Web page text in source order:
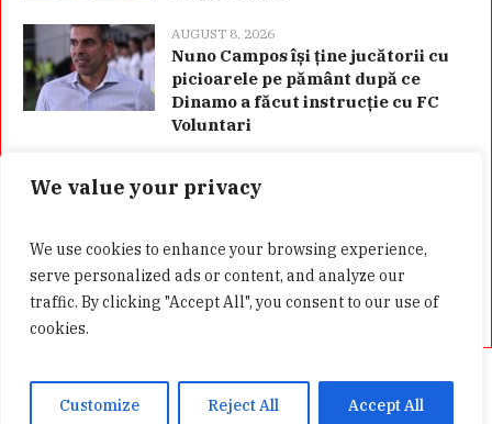
We value your privacy
We use cookies to enhance your browsing experience,
serve personalized ads or content, and analyze our
traffic. By clicking "Accept All", you consent to our use of
cookies.
Customize Reject All Accept All
AUGUST 8, 2026
Nuno Campos își ține jucătorii cu
picioarele pe pământ după ce
Dinamo a făcut instrucție cu FC
Voluntari
Categorii
Acasă Confidentialitate GDPR
Presa Alternativa